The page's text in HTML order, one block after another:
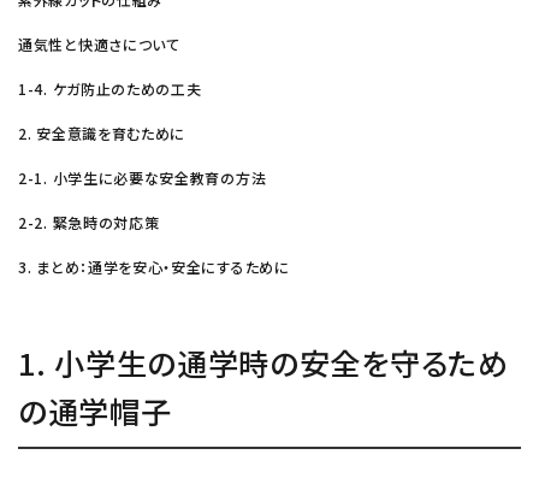
通気性と快適さについて
1-4. ケガ防止のための工夫
2. 安全意識を育むために
2-1. 小学生に必要な安全教育の方法
2-2. 緊急時の対応策
3. まとめ：通学を安心・安全にするために
1. 小学生の通学時の安全を守るため
の通学帽子